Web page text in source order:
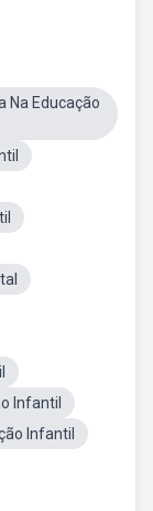
Na Educação
Infantil
Infantil